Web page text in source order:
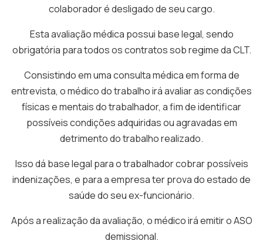
colaborador é desligado de seu cargo.
Esta avaliação médica possui base legal, sendo
obrigatória para todos os contratos sob regime da CLT.
Consistindo em uma consulta médica em forma de
entrevista, o médico do trabalho irá avaliar as condições
físicas e mentais do trabalhador, a fim de identificar
possíveis condições adquiridas ou agravadas em
detrimento do trabalho realizado.
Isso dá base legal para o trabalhador cobrar possíveis
indenizações, e para a empresa ter prova do estado de
saúde do seu ex-funcionário.
Após a realização da avaliação, o médico irá emitir o ASO
demissional.